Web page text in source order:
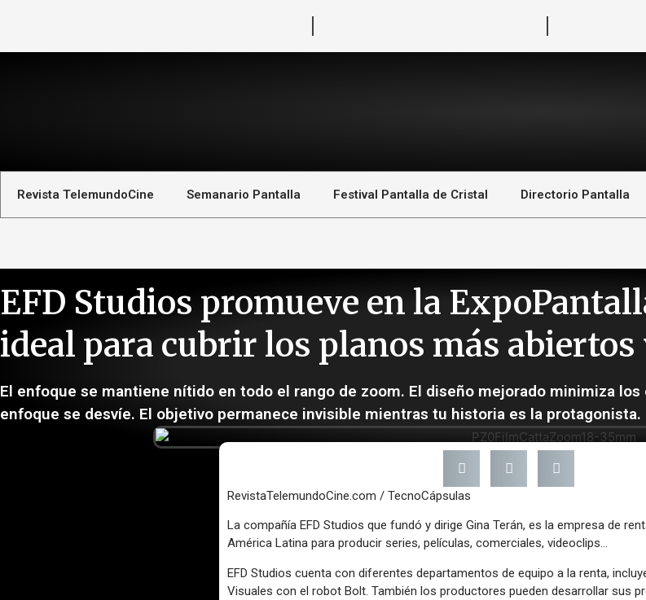
Revista TelemundoCine Semanario Pantalla Festival Pantalla de Cristal Directorio Pantalla
EFD Studios promueve en la
ideal para cubrir los planos más
El enfoque se mantiene nítido en todo el rango de zoom. El diseño mejorado minimiza
enfoque se desvíe. El objetivo permanece invisible mientras tu historia es la protagonista.
RevistaTelemundoCine.com / TecnoCápsulas
La compañía EFD Studios que fundó y dirige Gina Terán, es la empresa de
América Latina para producir series, películas, comerciales, videoclips…
EFD Studios cuenta con diferentes departamentos de equipo a la renta,
Visuales con el robot Bolt. También los productores pueden desarrollar sus